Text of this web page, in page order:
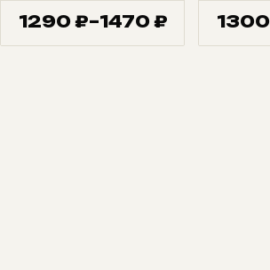
1290 ₽–1470 ₽
Диапазон
цен:
1300